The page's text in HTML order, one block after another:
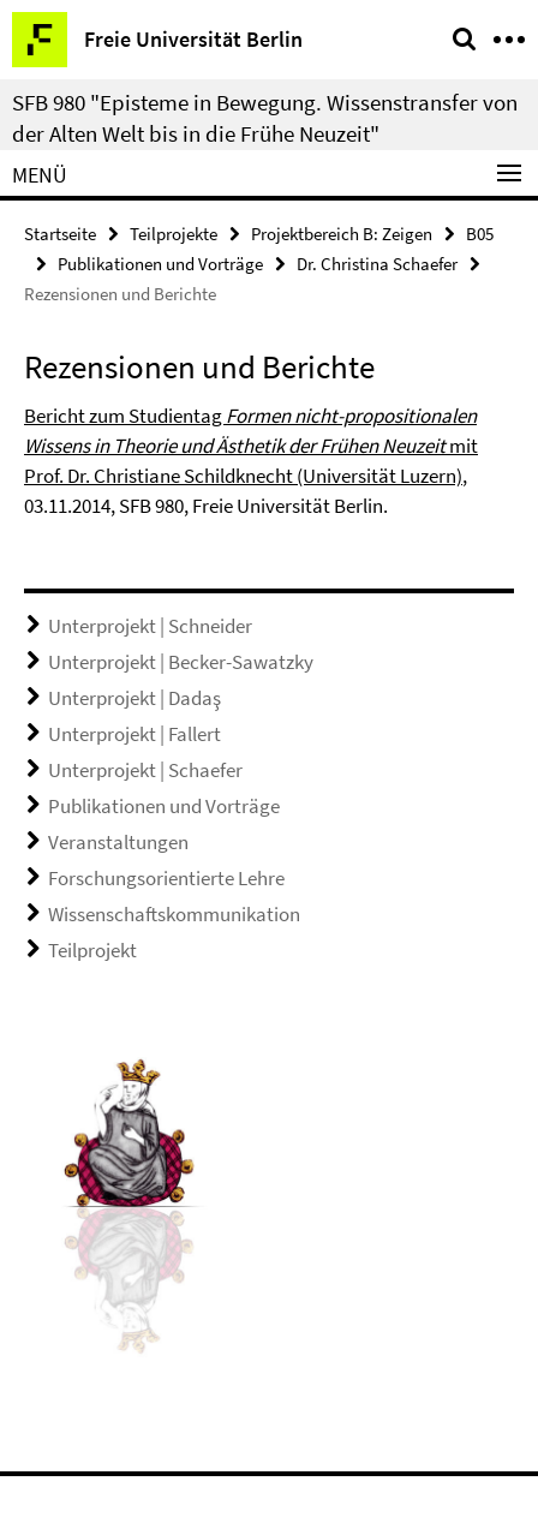
Springe
direkt
zu
Inhalt
Freie Universität Berlin
Service-
Navigation
SFB 980 "Episteme in Bewegung. Wissenstransfer von
der Alten Welt bis in die Frühe Neuzeit"
MENÜ
Startseite Teilprojekte Projektbereich B: Zeigen
B05
Publikationen und Vorträge
Dr. Christina Schaefer
Rezensionen und Berichte
Rezensionen und Berichte
Bericht zum StudientagFormen nicht-propositionalen
Wissens in Theorie und Ästhetik der Frühen Neuzeitmit
Prof. Dr. Christiane Schildknecht (Universität Luzern),
03.11.2014, SFB 980, Freie Universität Berlin.
Unterprojekt | Schneider
Unterprojekt | Becker-Sawatzky
Unterprojekt | Dadaş
Unterprojekt | Fallert
Unterprojekt | Schaefer
Publikationen und Vorträge
Veranstaltungen
Forschungsorientierte Lehre
Wissenschaftskommunikation
Teilprojekt